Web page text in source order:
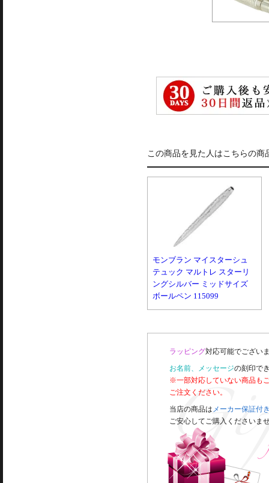
この商品を見た人はこちらの商
モンブラン マイスターシュ
テュック マルトレ スターリ
ングシルバー ミッドサイズ
ボールペン 115099
ラッピング対応可能でござい
お名前、メッセージの刻印で
※一部対応していない商品も
ご注文ください。
当店の商品は メーカー保証付
ご安心してご購入くださいま